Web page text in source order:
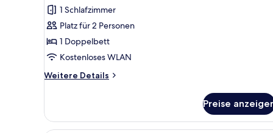
Doppelbett,
Nichtraucher
anzeigen
1 Schlafzimmer
Platz für 2 Personen
1 Doppelbett
Kostenloses WLAN
Weitere Details
Weitere
1
Doppelbett,
Preise